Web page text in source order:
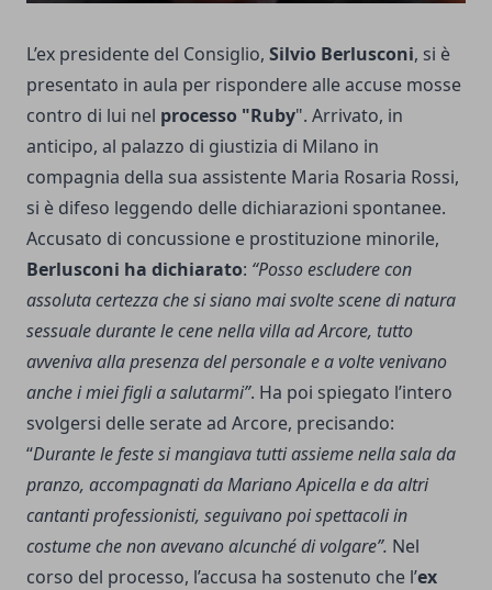
L’ex presidente del Consiglio, Silvio Berlusconi, si è
presentato in aula per rispondere alle accuse mosse
contro di lui nel processo "Ruby". Arrivato, in
anticipo, al palazzo di giustizia di Milano in
compagnia della sua assistente Maria Rosaria Rossi,
si è difeso leggendo delle dichiarazioni spontanee.
Accusato di concussione e prostituzione minorile,
Berlusconi ha dichiarato: “Posso escludere con
assoluta certezza che si siano mai svolte scene di natura
sessuale durante le cene nella villa ad Arcore, tutto
avveniva alla presenza del personale e a volte venivano
anche i miei figli a salutarmi”. Ha poi spiegato l’intero
svolgersi delle serate ad Arcore, precisando:
“Durante le feste si mangiava tutti assieme nella sala da
pranzo, accompagnati da Mariano Apicella e da altri
cantanti professionisti, seguivano poi spettacoli in
costume che non avevano alcunché di volgare”. Nel
corso del processo, l’accusa ha sostenuto che l’ex